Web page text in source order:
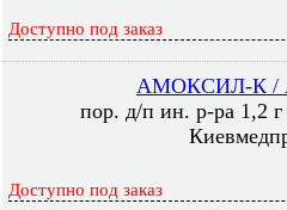
Доступно под заказ
АМОКСИЛ-К /
пор. д/п ин. р-ра 1,2
Доступно под заказ